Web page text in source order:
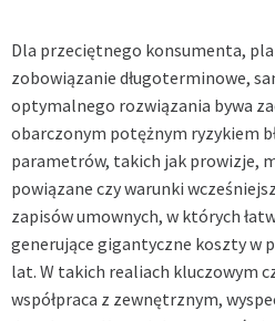
Dla przeciętnego konsumenta,
zobowiązanie długoterminowe,
optymalnego rozwiązania bywa
obarczonym potężnym ryzykiem
parametrów, takich jak prowizje,
powiązane czy warunki
zapisów umownych, w których
generujące gigantyczne koszty w
lat. W takich realiach kluczowym
współpraca z zewnętrznym,